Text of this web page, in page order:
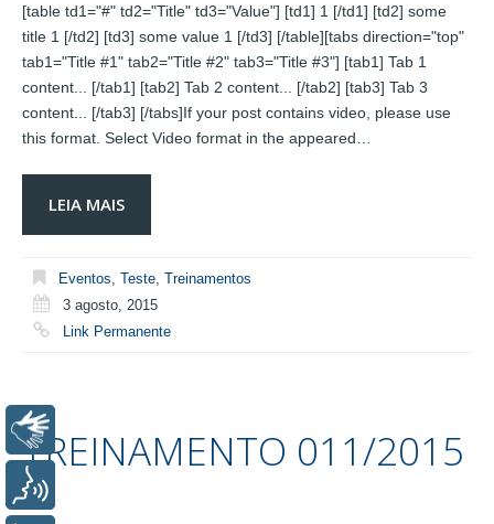
[table td1="#" td2="Title" td3="Value"] [td1] 1 [/td1] [td2] some
title 1 [/td2] [td3] some value 1 [/td3] [/table][tabs direction="top"
tab1="Title #1" tab2="Title #2" tab3="Title #3"] [tab1] Tab 1
content... [/tab1] [tab2] Tab 2 content... [/tab2] [tab3] Tab 3
content... [/tab3] [/tabs]If your post contains video, please use
this format. Select Video format in the appeared…
LEIA MAIS
Eventos Teste Treinamentos
3 agosto, 2015
Link Permanente
TREINAMENTO 011/2015